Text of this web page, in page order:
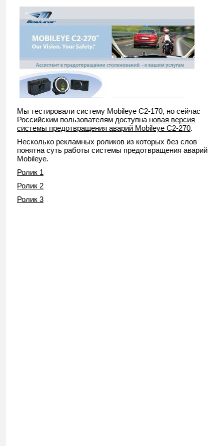
Мы тестировали систему Mobileye C2-170, но сейчас
Российским пользователям доступна новая версия
системы предотвращения аварий Mobileye C2-270.
Несколько рекламных роликов из которых без слов
понятна суть работы системы предотвращения аварий
Mobileye.
Ролик 1
Ролик 2
Ролик 3